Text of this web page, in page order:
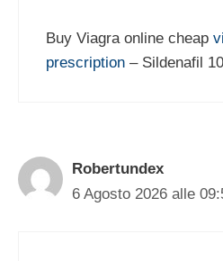
Buy Viagra online cheap
prescription – Sildenafil
Robertundex
6 Agosto 2026 alle